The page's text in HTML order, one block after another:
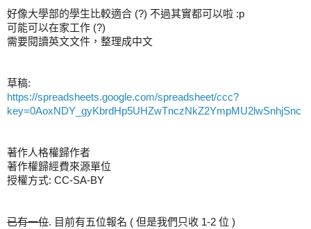
好像大學部的學生比較適合 (?) 不過其實都可以啦 :p
可能可以在家工作 (?)
需要閱讀英文文件，整理成中文
草稿:
https://spreadsheets.google.com/spreadsheet/ccc?
key=0AoxNDY_gyKbrdHp5UHZwTnczNkZ2YmpMU2lwSnhjSnc
著作人格權歸作者
著作權歸經費來源單位
授權方式: CC-SA-BY
已有一位. 目前有五位報名 ( 但是我們只收 1-2 位 )